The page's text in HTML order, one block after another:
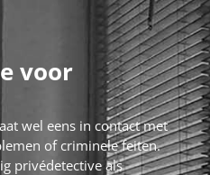
voor
wel eens in contact met
of criminele feiten.
privédetective als